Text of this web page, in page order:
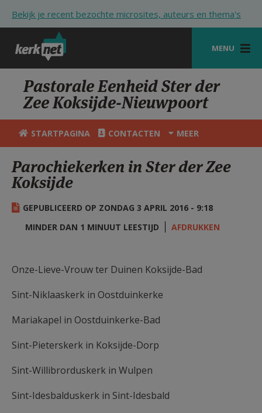
Bekijk je recent bezochte microsites, auteurs en thema's
MENU
STARTPAGINA
KERK
VIERINGEN
ZOEKEN
HULP
STARTPAGINA PORTAAL
AANMELDEN OF REGISTREREN
Pastorale Eenheid Ster der
Zee Koksijde-Nieuwpoort
STARTPAGINA CONTACTEN MEER
Parochiekerken in Ster der Zee
Koksijde
GEPUBLICEERD OP ZONDAG 3 APRIL 2016 - 9:18
MINDER DAN 1 MINUUT LEESTIJD
AFDRUKKEN
Onze-Lieve-Vrouw ter Duinen Koksijde-Bad
Sint-Niklaaskerk in Oostduinkerke
Mariakapel in Oostduinkerke-Bad
Sint-Pieterskerk in Koksijde-Dorp
Sint-Willibrorduskerk in Wulpen
Sint-Idesbalduskerk in Sint-Idesbald